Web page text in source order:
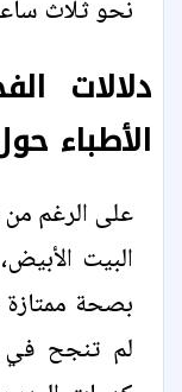
نحو ثلاث
دلالات
الأطباء
على الرغم
البيت
بصحة ممتازة
لم تنجح في